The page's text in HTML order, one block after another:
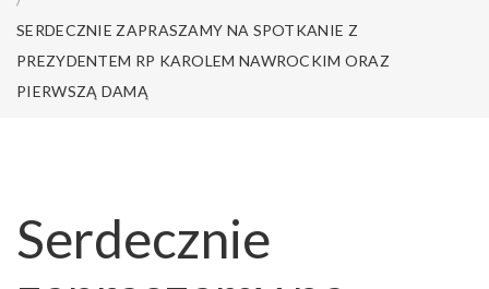
SERDECZNIE ZAPRASZAMY NA SPOTKANIE Z
PREZYDENTEM RP KAROLEM NAWROCKIM ORAZ
PIERWSZĄ DAMĄ
Serdecznie